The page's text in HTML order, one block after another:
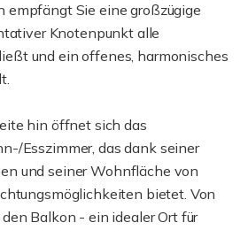
empfängt Sie eine großzügige
Knotenpunkt alle
und ein offenes, harmonisches
hin öffnet sich das
Esszimmer, das dank seiner
und seiner Wohnfläche von
bietet. Von
Balkon - ein idealer Ort für